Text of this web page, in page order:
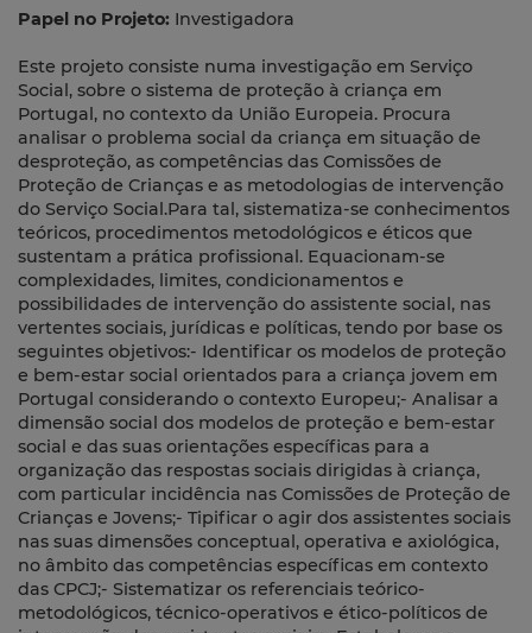
Papel no Projeto: Investigadora
Este projeto consiste numa investigação em Serviço
Social, sobre o sistema de proteção à criança em
Portugal, no contexto da União Europeia. Procura
analisar o problema social da criança em situação de
desproteção, as competências das Comissões de
Proteção de Crianças e as metodologias de intervenção
do Serviço Social.Para tal, sistematiza-se conhecimentos
teóricos, procedimentos metodológicos e éticos que
sustentam a prática profissional. Equacionam-se
complexidades, limites, condicionamentos e
possibilidades de intervenção do assistente social, nas
vertentes sociais, jurídicas e políticas, tendo por base os
seguintes objetivos:- Identificar os modelos de proteção
e bem-estar social orientados para a criança jovem em
Portugal considerando o contexto Europeu;- Analisar a
dimensão social dos modelos de proteção e bem-estar
social e das suas orientações específicas para a
organização das respostas sociais dirigidas à criança,
com particular incidência nas Comissões de Proteção de
Crianças e Jovens;- Tipificar o agir dos assistentes sociais
nas suas dimensões conceptual, operativa e axiológica,
no âmbito das competências específicas em contexto
das CPCJ;- Sistematizar os referenciais teórico-
metodológicos, técnico-operativos e ético-políticos de